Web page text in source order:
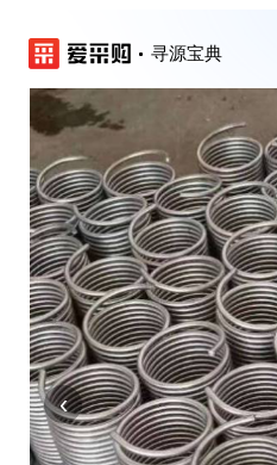
寻源宝典
‹